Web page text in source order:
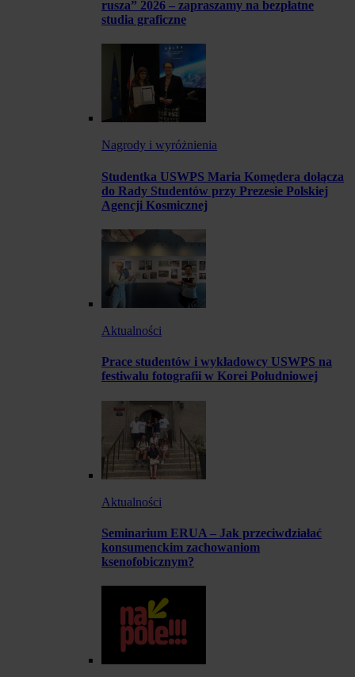
rusza” 2026 – zapraszamy na bezpłatne
studia graficzne
Nagrody i wyróżnienia
Studentka USWPS Maria Komędera dołącza
do Rady Studentów przy Prezesie Polskiej
Agencji Kosmicznej
Aktualności
Prace studentów i wykładowcy USWPS na
festiwalu fotografii w Korei Południowej
Aktualności
Seminarium ERUA – Jak przeciwdziałać
konsumenckim zachowaniom
ksenofobicznym?